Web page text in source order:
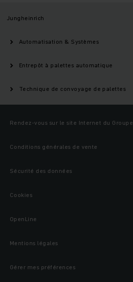
Jungheinrich
Automatisation & Systèmes
Entrepôt à palettes automatique
Technique de convoyage de palettes
Rendez-vous sur le site Internet du Groupe
Conditions générales de vente
Sécurité des données
Cookies
OpenLine
Mentions légales
Gérer mes préférences